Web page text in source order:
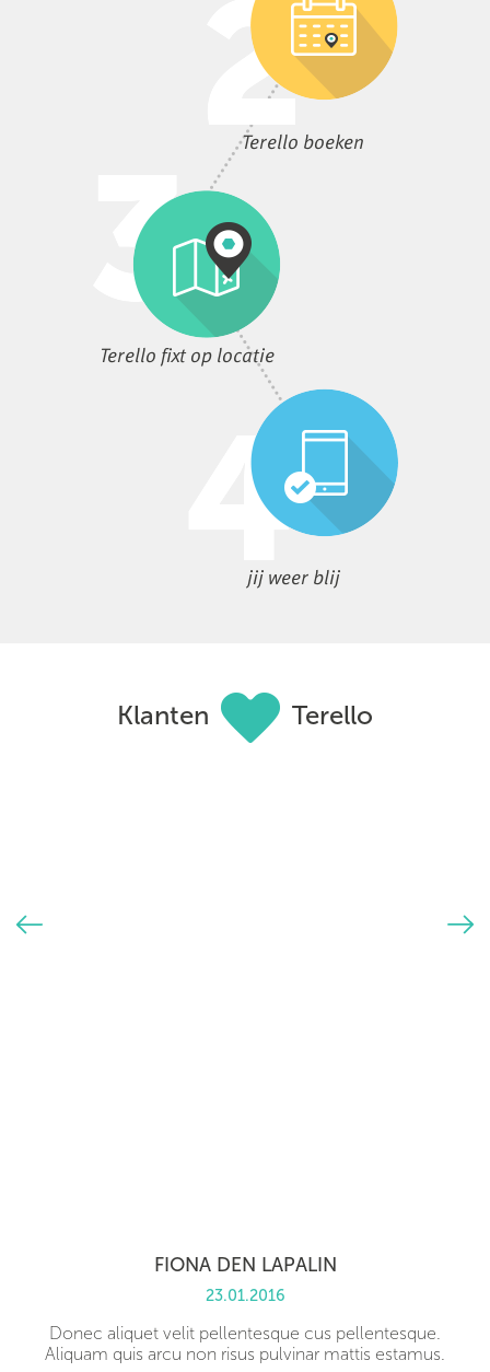
Terello boeken
Terello fixt op locatie
jij weer blij
Klanten Terello
FIONA DEN LAPALIN
23.01.2016
Donec aliquet velit pellentesque cus pellentesque.
Aliquam quis arcu non risus pulvinar mattis estamus.